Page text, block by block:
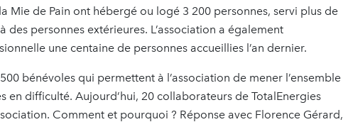
Mie de Pain ont hébergé ou logé 3 200 personnes, servi plus de
des personnes extérieures. L’association a également
une centaine de personnes accueillies l’an dernier.
bénévoles qui permettent à l’association de mener l’ensemble
en difficulté. Aujourd’hui, 20 collaborateurs de TotalEnergies
Comment et pourquoi ? Réponse avec Florence Gérard,